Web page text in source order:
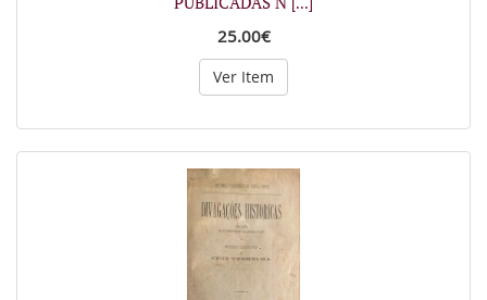
25.00€
Ver Item